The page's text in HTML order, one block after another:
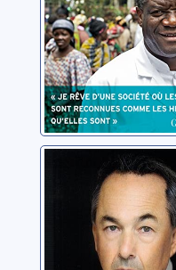
La fracture
Kepel, Gilles